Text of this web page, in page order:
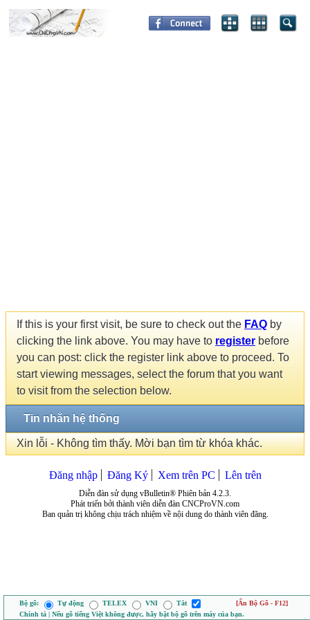
If this is your first visit, be sure to check out the FAQ by
clicking the link above. You may have to register before
you can post: click the register link above to proceed. To
start viewing messages, select the forum that you want
to visit from the selection below.
Tin nhắn hệ thống
Xin lỗi - Không tìm thấy. Mời bạn tìm từ khóa khác.
Đăng nhập Đăng Ký Xem trên PC Lên trên
Diễn đàn sử dụng vBulletin® Phiên bản 4.2.3.
Phát triển bởi thành viên diễn đàn CNCProVN.com
Ban quản trị không chịu trách nhiệm về nội dung do thành viên đăng.
Bộ gõ: Tự động TELEX VNI Tắt
[Ẩn Bộ Gõ - F12]
Chính tả | Nếu gõ tiếng Việt không được, hãy bật bộ gõ trên máy của bạn.